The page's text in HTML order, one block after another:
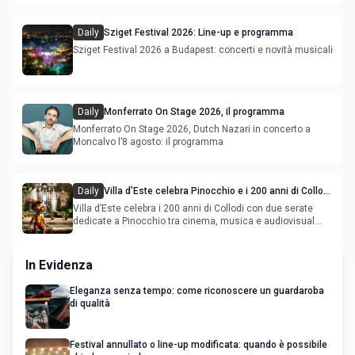
Daily Sziget Festival 2026: Line-up e programma
Sziget Festival 2026 a Budapest: concerti e novità musicali
Daily Monferrato On Stage 2026, il programma
Monferrato On Stage 2026, Dutch Nazari in concerto a
Moncalvo l’8 agosto: il programma
Daily Villa d’Este celebra Pinocchio e i 200 anni di Collodi
con cinema, musica e audiovisual mapping
Villa d’Este celebra i 200 anni di Collodi con due serate
dedicate a Pinocchio tra cinema, musica e audiovisual
In Evidenza
Eleganza senza tempo: come riconoscere un guardaroba
di qualità
Festival annullato o line-up modificata: quando è possibile